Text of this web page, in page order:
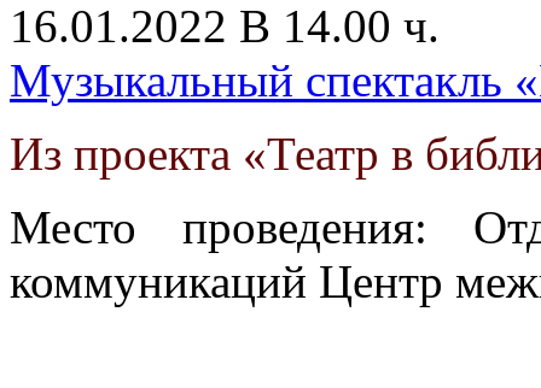
16.01.2022 В 14.00 ч.
Музыкальный спектакль
Из проекта «Театр в
Место проведения:
коммуникаций Центр